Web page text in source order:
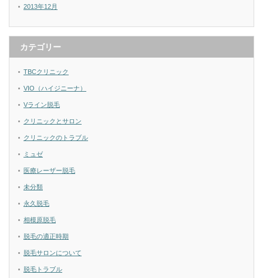
2013年12月
カテゴリー
TBCクリニック
VIO（ハイジニーナ）
Vライン脱毛
クリニックとサロン
クリニックのトラブル
ミュゼ
医療レーザー脱毛
未分類
永久脱毛
相模原脱毛
脱毛の適正時期
脱毛サロンについて
脱毛トラブル